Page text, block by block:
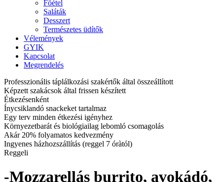
Főétel
Saláták
Desszert
Természetes üdítők
Vélemények
GYIK
Kapcsolat
Megrendelés
Professzionális táplálkozási szakértők által összeállított
Képzett szakácsok által frissen készített
Étkezésenként
Ínycsiklandó snackeket tartalmaz
Egy terv minden étkezési igényhez
Környezetbarát és biológiailag lebomló csomagolás
Akár 20% folyamatos kedvezmény
Ingyenes házhozszállítás (reggel 7 óràtól)
Reggeli
-Mozzarellás burrito, avokádó,